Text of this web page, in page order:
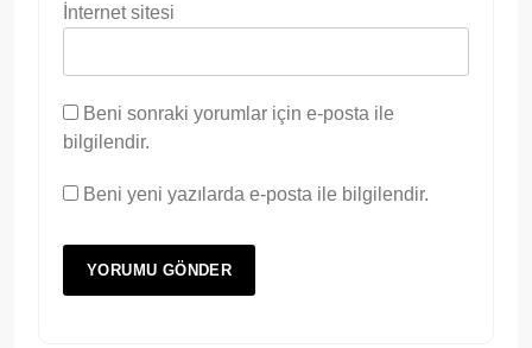
İnternet sitesi
Beni sonraki yorumlar için e-posta ile
bilgilendir.
Beni yeni yazılarda e-posta ile bilgilendir.